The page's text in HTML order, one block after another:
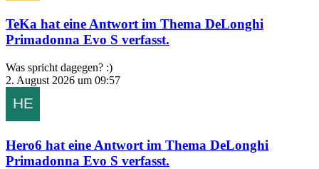
TeKa hat eine Antwort im Thema DeLonghi
Primadonna Evo S verfasst.
Was spricht dagegen? :)
2. August 2026 um 09:57
Hero6 hat eine Antwort im Thema DeLonghi
Primadonna Evo S verfasst.